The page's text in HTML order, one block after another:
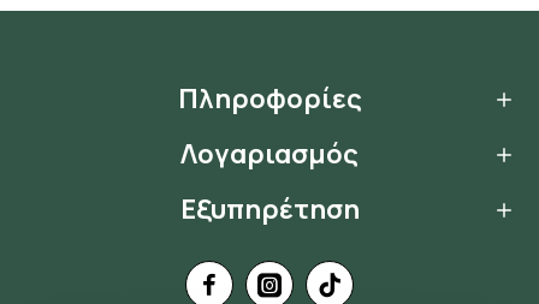
Πληροφορίες
Λογαριασμός
Εξυπηρέτηση